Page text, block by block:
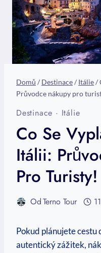
Domů / Destinace/ Itálie/
Průvodce nákupy pro
Destinace · Itálie
Co Se
Itálii:
Pro Turisty!
OdTerno Tour
Pokud plánujete cestu
autentický zážitek,